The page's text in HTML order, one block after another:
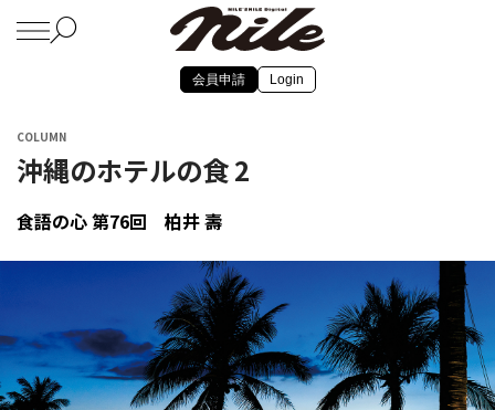
会員申請 Login
COLUMN
沖縄のホテルの食 2
食語の心 第76回 柏井 壽